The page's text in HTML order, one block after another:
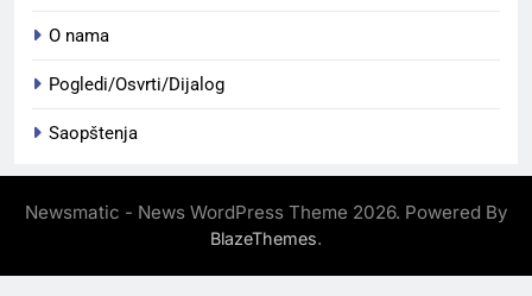
O nama
Pogledi/Osvrti/Dijalog
Saopštenja
Newsmatic - News WordPress Theme 2026. Powered By
BlazeThemes.